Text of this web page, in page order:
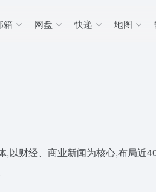
箱 网盘 快递 地图
以财经、商业新闻为核心,布局近